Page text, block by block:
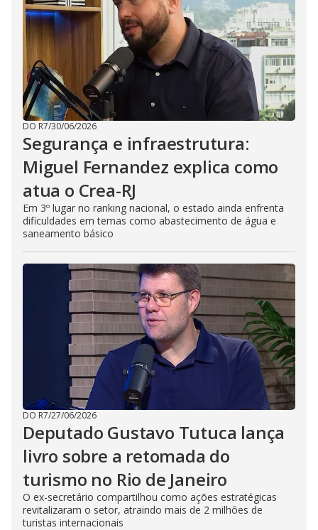
DO R7/30/06/2026
Segurança e infraestrutura:
Miguel Fernandez explica como
atua o Crea-RJ
Em 3º lugar no ranking nacional, o estado ainda enfrenta
dificuldades em temas como abastecimento de água e
saneamento básico
DO R7/27/06/2026
Deputado Gustavo Tutuca lança
livro sobre a retomada do
turismo no Rio de Janeiro
O ex-secretário compartilhou como ações estratégicas
revitalizaram o setor, atraindo mais de 2 milhões de
turistas internacionais